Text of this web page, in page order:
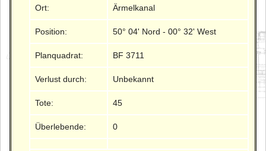
Ort: Ärmelkanal
Position: 50° 04' Nord - 00° 32' West
Planquadrat: BF 3711
Verlust durch: Unbekannt
Tote: 45
Überlebende: 0